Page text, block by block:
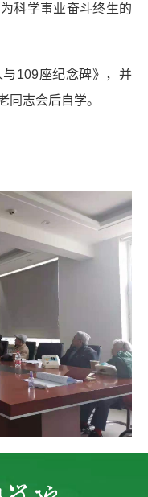
科学事业奋斗终生的
109座纪念碑》，并
同志会后自学。